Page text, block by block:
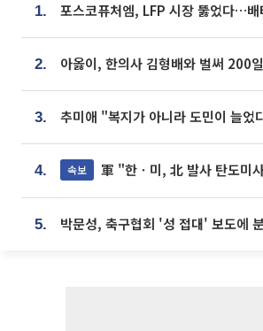
1.
2.
3.
4. 속보 軍 "한ㆍ미, 北 발사 탄도미사일 제
5.